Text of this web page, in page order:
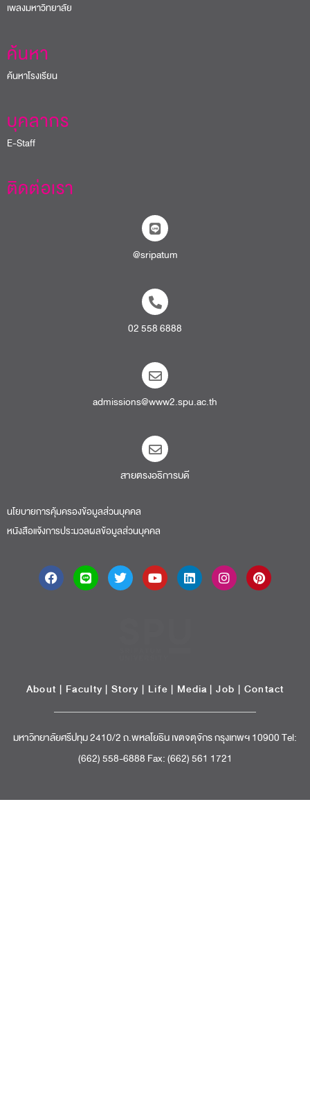
เพลงมหาวิทยาลัย
ค้นหา
ค้นหาโรงเรียน
บุคลากร
E-Staff
ติดต่อเรา
@sripatum
02 558 6888
admissions@www2.spu.ac.th
สายตรงอธิการบดี​
นโยบายการคุ้มครองข้อมูลส่วนบุคคล
หนังสือแจ้งการประมวลผลข้อมูลส่วนบุคคล
About | Faculty | Story | Life | Media |Job | Contact
มหาวิทยาลัยศรีปทุม 2410/2 ถ.พหลโยธิน เขตจตุจักร กรุงเทพฯ 10900 Tel:
(662) 558-6888 Fax: (662) 561 1721